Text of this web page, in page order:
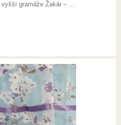
gramáže Žakár – ...